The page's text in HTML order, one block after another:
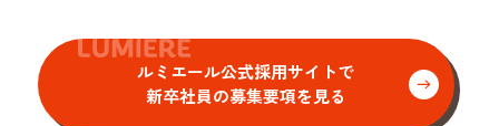
ルミエール公式採用サイトで
新卒社員の募集要項を見る